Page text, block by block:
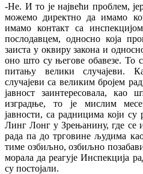
-Не. И то је највећи проблем,
можемо директно да имамо
имамо контакт са
послодавцем, односно која
заиста у оквиру закона и
оно што су његове обавезе. То
питању велики случајеви.
случајеви са великим бројем
јавност заинтересовала, као
изградње, то је мислим
јавности, са радницима који
Линг Лонг у Зрењанину, где се
рада па до трговине људима
тиме озбиљно, озбиљно
морала да реагује Инспекција
су постојали.